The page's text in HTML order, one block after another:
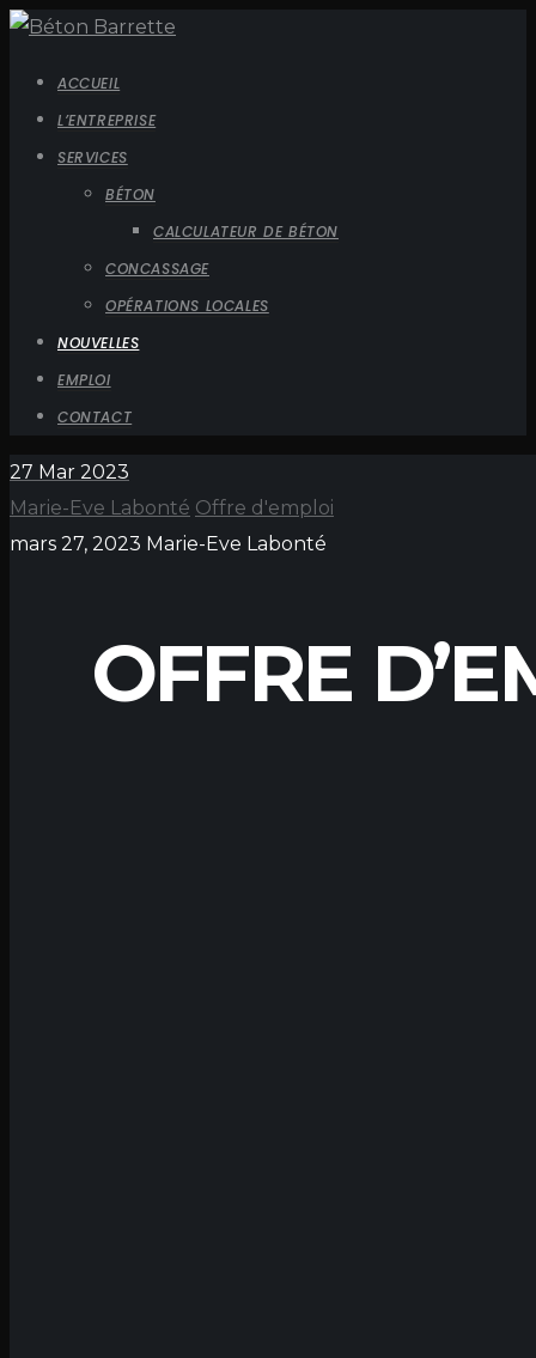
ACCUEIL
L’ENTREPRISE
SERVICES
BÉTON
CALCULATEUR DE BÉTON
CONCASSAGE
OPÉRATIONS LOCALES
NOUVELLES
EMPLOI
CONTACT
27 Mar 2023
Marie-Eve Labonté Offre d'emploi
mars 27, 2023 Marie-Eve Labonté
OFFRE